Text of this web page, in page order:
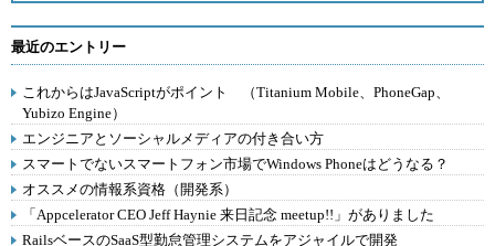
最近のエントリー
これからはJavaScriptがポイント （Titanium Mobile、PhoneGap、
Yubizo Engine）
エンジニアとソーシャルメディアの付き合い方
スマートでないスマートフォン市場でWindows Phoneはどうなる？
オススメの情報系資格（開発系）
「Appcelerator CEO Jeff Haynie 来日記念 meetup!!」がありました
RailsベースのSaaS型勤怠管理システムをアジャイルで開発